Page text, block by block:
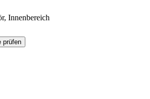
Innenbereich
prüfen